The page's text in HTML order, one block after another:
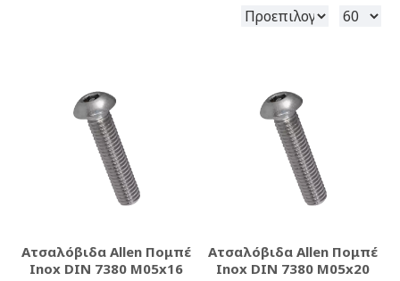
Ατσαλόβιδα Allen Πομπέ
Inox DIN 7380 M05x16
Ατσαλόβιδα Allen Πομπέ
Inox DIN 7380 M05x20